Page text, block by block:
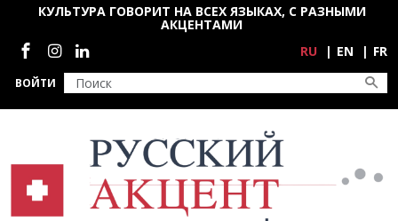
Перейти к основному содержанию
ВОЙТИ
КУЛЬТУРА ГОВОРИТ НА ВСЕХ ЯЗЫКАХ, С РАЗНЫМИ
АКЦЕНТАМИ
Социальные сети
RU EN FR